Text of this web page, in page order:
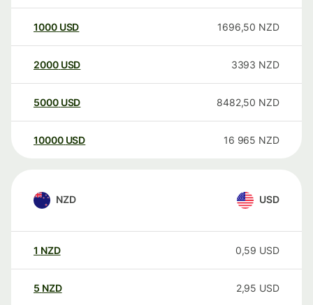
1000 USD 1696,50 NZD
2000 USD 3393 NZD
5000 USD 8482,50 NZD
10000 USD 16 965 NZD
NZD USD
1 NZD 0,59 USD
5 NZD 2,95 USD